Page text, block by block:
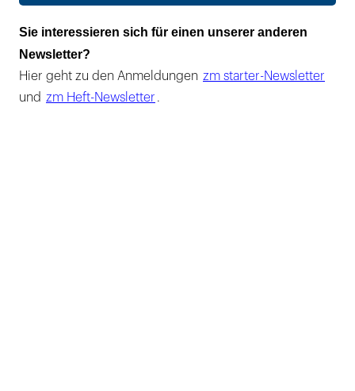
Sie interessieren sich für einen unserer anderen
Newsletter?
Hier geht zu den Anmeldungen zm starter-Newsletter
und zm Heft-Newsletter .